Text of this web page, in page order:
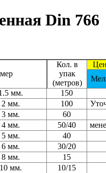
Din 766
Кол. в
упак
(метров)
мм.
150
мм.
100
мм.
60
мм.
50/40
мм.
40
мм.
30/20
мм.
15
мм.
10/15